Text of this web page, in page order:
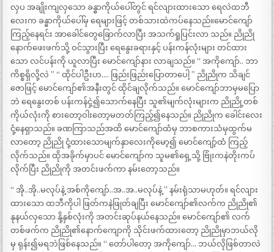
လှပ အချိုးကျလှသော ခန္ဓာကိုယ်ပေါ်တွင် ရင်လျားထားသော ရေလဲထဘီ
လေးက ခန္ဓာကိုယ်ပေါ်မှ ရေများဖြင့် တစ်သားထဲကပ်နေသည်။မောင်ကျော်
ကြည့်နေရင်း အာခေါင်တွေခြောက်လာပြီး အသက်ရှုပြင်းလာ သည်။ ညိုညို
နောက်ဖေးဖက်သို့ ဝင်သွားပြီး ရေနွေးခရားနှင့် ပန်းကန်လုံးများ တင်ထား
သော လင်ပန်းကို ယူလာပြီး မောင်ကျော်နား လာချသည်။ “ အကိုကျော်.. ဘာ
ကိစ္စရှိလို့လဲ ” “ ထိုင်ပါဦးဟ…. ဖြည်းဖြည်းပြောတာပေါ့ ” ညိုညိုက သိချင်
ဇောဖြင့် မောင်ကျော်၏အနီးတွင် ထိုင်ချလိုက်သည်။ မောင်ကျော်ဘာမှမပြော
ဘဲ ရေနွေးတစ် ပန်းကန်ငှဲ့၍သောက်နေပြီး သူ၏မျက်လုံးများက ညိုညို့တစ်
ကိုယ်လုံးကို စားတော့ဝါးတော့မတတ်ကြည့်၍နေသည်။ ညိုညိုက ခေါင်းလေး
ငုံ့နေရှာသည်။ ခဏကြာသည်အထိ မောင်ကျော်ထံမှ ဘာစကားသံမှထွက်မ
လာတော့ ညိုညို ငုံ့ထားသောမျက်နှာလေးကိုမော့၍ မောင်ကျော့်ထံ ကြည့်
လိုက်သည်။ ထိုအခိုက်မှာပင် မောင်ကျော်က သူမ၏ရှေ့သို့ ဗြုံးကနဲတိုးကပ်
လိုက်ပြီး ညိုညိုကို အတင်းဖက်ကာ နမ်းတော့သည်။
“ အို..အို..မလုပ်နဲ့ အစ်ကိုကျော်..အ..အ..မလုပ်နဲ့ ” နမ်းရုံသာမဟုတ်။ ရင်လျား
ထားသော ထဘီကိုပါ ဖြတ်ကနဲဖြုတ်ချပြီး မောင်ကျော်၏လက်က ညိုညို၏
နုနယ်လှသော နို့နှစ်လုံးကို အတင်းဆုပ်နယ်နေသည်။ မောင်ကျော်၏ လက်
တစ်ဖက်က ညိုညို၏နောက်ကျောကို သိုင်းဖက်ထားတော့ ညိုညိုမှာဘယ်လို
မှ ရုန်း၍မရဘဲဖြစ်နေသည်။ “ တော်ပါတော့ အကိုကျော်… ဘယ်လိုဖြစ်တာလဲ